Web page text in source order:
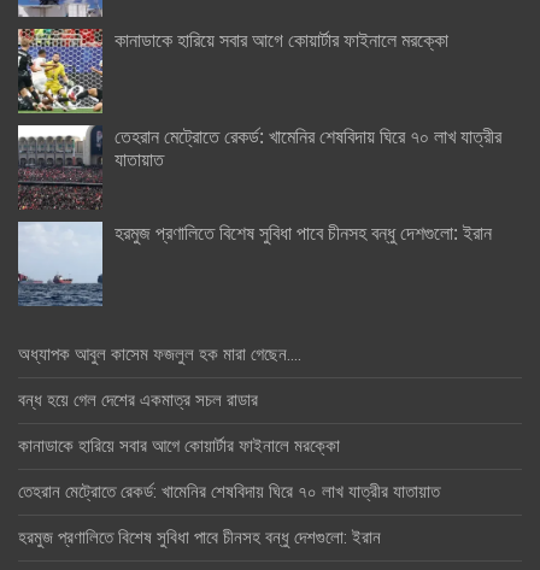
কানাডাকে হারিয়ে সবার আগে কোয়ার্টার ফাইনালে মরক্কো
তেহরান মেট্রোতে রেকর্ড: খামেনির শেষবিদায় ঘিরে ৭০ লাখ যাত্রীর
যাতায়াত
হরমুজ প্রণালিতে বিশেষ সুবিধা পাবে চীনসহ বন্ধু দেশগুলো: ইরান
অধ্যাপক আবুল কাসেম ফজলুল হক মারা গেছেন….
বন্ধ হয়ে গেল দেশের একমাত্র সচল রাডার
কানাডাকে হারিয়ে সবার আগে কোয়ার্টার ফাইনালে মরক্কো
তেহরান মেট্রোতে রেকর্ড: খামেনির শেষবিদায় ঘিরে ৭০ লাখ যাত্রীর যাতায়াত
হরমুজ প্রণালিতে বিশেষ সুবিধা পাবে চীনসহ বন্ধু দেশগুলো: ইরান